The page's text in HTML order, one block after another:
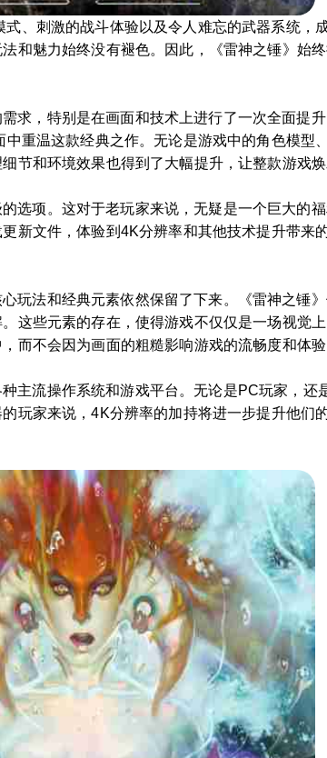
、刺激的战斗体验以及令人难忘的武器系统，
和魅力始终没有褪色。因此，《雷神之锤》始
求，特别是在画面和技术上进行了一次全面提
重温这款经典之作。无论是游戏中的角色模型
节和环境效果也得到了大幅提升，让整款游戏焕
选项。这对于老玩家来说，无疑是一个巨大的
新文件，体验到4K分辨率和其他技术提升带来
玩法和经典元素依然保留了下来。《雷神之锤
这些元素的存在，使得游戏不仅仅是一场视觉
而不会因为画面的粗糙影响游戏的流畅度和体验
主流操作系统和游戏平台。无论是PC玩家，还
玩家来说，4K分辨率的加持将进一步提升他们